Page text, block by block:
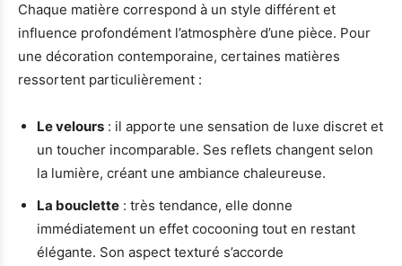
Chaque matière correspond à un style différent et
influence profondément l’atmosphère d’une pièce. Pour
une décoration contemporaine, certaines matières
ressortent particulièrement :
Le velours : il apporte une sensation de luxe discret et
un toucher incomparable. Ses reflets changent selon
la lumière, créant une ambiance chaleureuse.
La bouclette : très tendance, elle donne
immédiatement un effet cocooning tout en restant
élégante. Son aspect texturé s’accorde